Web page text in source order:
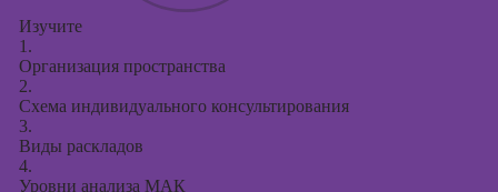
Изучите
1.
Организация пространства
2.
Схема индивидуального консультирования
3.
Виды раскладов
4.
Уровни анализа МАК